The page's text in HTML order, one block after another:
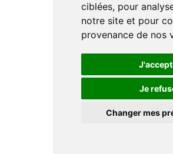
ciblées, pour
notre site et pour
provenance de nos
Je
Changer mes